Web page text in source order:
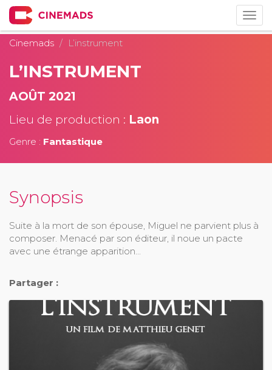
Cinemads
L’instrument
L’INSTRUMENT
AOÛT 2021
Lieu de production : Laon
Genre : Fantastique
Synopsis
Suite à la mort de son épouse, Miguel ne parvient plus à
composer. Menacé par son éditeur, il noue un pacte
avec une étrange apparition...
Partager :